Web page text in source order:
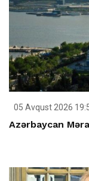
05 Avqust 2026
Azərbaycan